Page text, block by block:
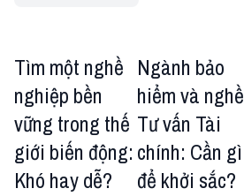
Tìm một nghề
nghiệp bền
vững trong thế
giới biến động:
Khó hay dễ?
Ngành bảo
hiểm và nghề
Tư vấn Tài
chính: Cần gì
để khởi sắc?